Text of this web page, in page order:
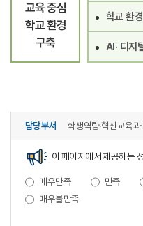
교육 중심
학교 환경
구축
학교 환
AI· 디지
담당부서 학생역량·혁신교육과
이 페이지에서 제공하는
매우만족 만족
매우불만족